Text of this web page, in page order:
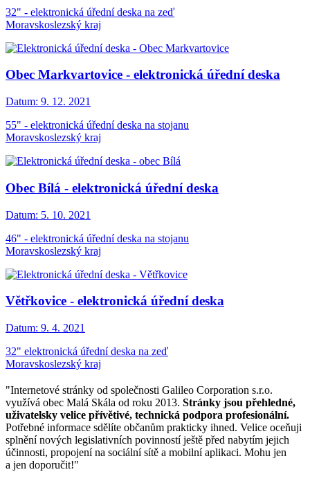
32" - elektronická úřední deska na zeď
Moravskoslezský kraj
Obec Markvartovice - elektronická úřední deska
Datum: 9. 12. 2021
55" - elektronická úřední deska na stojanu
Moravskoslezský kraj
Obec Bílá - elektronická úřední deska
Datum: 5. 10. 2021
46" - elektronická úřední deska na stojanu
Moravskoslezský kraj
Větřkovice - elektronická úřední deska
Datum: 9. 4. 2021
32" elektronická úřední deska na zeď
Moravskoslezský kraj
"Internetové stránky od společnosti Galileo Corporation s.r.o.
využívá obec Malá Skála od roku 2013. Stránky jsou přehledné,
uživatelsky velice přívětivé, technická podpora profesionální.
Potřebné informace sdělíte občanům prakticky ihned. Velice oceňuji
splnění nových legislativních povinností ještě před nabytím jejich
účinnosti, propojení na sociální sítě a mobilní aplikaci. Mohu jen
a jen doporučit!"